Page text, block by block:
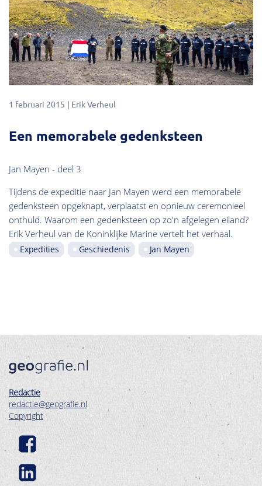
1 februari 2015 Erik Verheul
Een memorabele gedenksteen
Jan Mayen - deel 3
Tijdens de expeditie naar Jan Mayen werd een memorabele
gedenksteen opgeknapt, verplaatst en opnieuw ceremonieel
onthuld. Waarom een gedenksteen op zo'n afgelegen eiland?
Erik Verheul van de Koninklijke Marine vertelt het verhaal.
Expedities Geschiedenis Jan Mayen
Redactie
redactie@geografie.nl
Copyright